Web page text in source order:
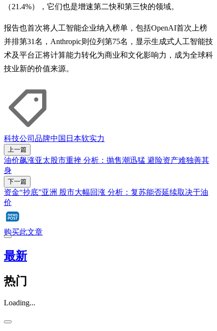
（21.4%），它们也是增速第二快和第三快的领域。
报告也首次将人工智能企业纳入榜单，包括OpenAI首次上榜
并排第31名，Anthropic则位列第75名，显示生成式人工智能技
术及平台正将计算能力转化为商业和文化影响力，成为全球科
技业新的价值来源。
科技公司 品牌中国 日本软实力
上一篇
油价飙涨亚太股市重挫 分析：抛售潮迅猛 避险资产难独善其
身
下一篇
资金“抄底”亚洲 股市大幅回涨 分析：复苏能否延续取决于油
价
购买此文章
最新
热门
Loading...